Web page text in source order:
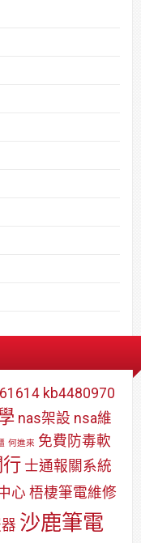
kb4480970
nas架設 nsa維
何進來 免費防毒軟
士通報關系統
心 梧棲筆電維修
沙鹿筆電